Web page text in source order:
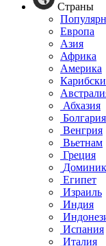
Страны
Европа
Азия
Африка
Америка
Абхазия
Болгария
Венгрия
Вьетнам
Греция
Египет
Израиль
Индия
Испания
Италия